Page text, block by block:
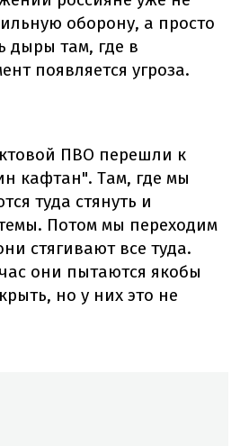
оборону, а просто
дыры там, где в
появляется угроза.
ПВО перешли к
кафтан". Там, где мы
туда стянуть и
Потом мы переходим
стягивают все туда.
они пытаются якобы
но у них это не